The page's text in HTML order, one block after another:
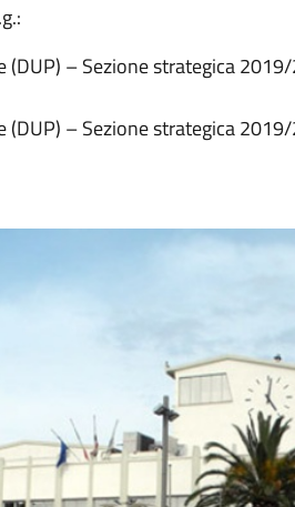
– Sezione strategica
– Sezione strategica